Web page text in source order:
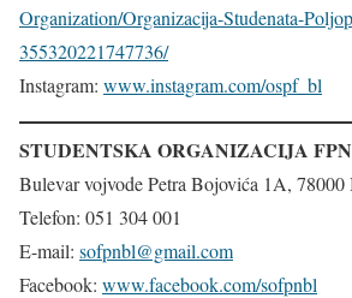
Organization/Organizacija-Studenata-
355320221747736/
Instagram: www.instagram.com/ospf_bl
STUDENTSKA ORGANIZACIJA
Bulevar vojvode Petra Bojovića 1A, 78000
Telefon: 051 304 001
E-mail: sofpnbl@gmail.com
Facebook: www.facebook.com/sofpnbl